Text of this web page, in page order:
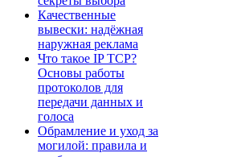
Качественные
вывески: надёжная
наружная реклама
Что такое IP TCP?
Основы работы
протоколов для
передачи данных и
голоса
Обрамление и уход за
могилой: правила и